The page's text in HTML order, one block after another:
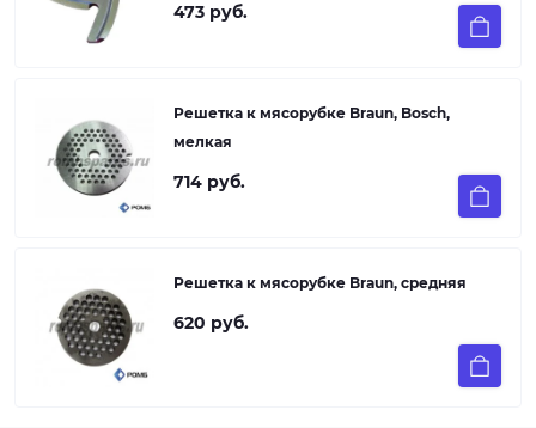
473 руб.
Решетка к мясорубке Braun, Bosch,
мелкая
714 руб.
Решетка к мясорубке Braun, средняя
620 руб.